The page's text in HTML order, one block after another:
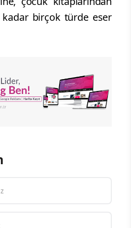
birçok türde eser